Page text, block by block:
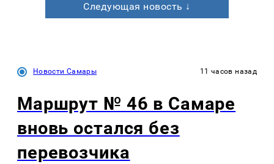
Следующая новость ↓
Новости Самары 11 часов назад
Маршрут № 46 в Самаре
вновь остался без
перевозчика